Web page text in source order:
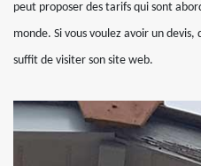
peut proposer des tarifs qui sont
monde. Si vous voulez avoir un
suffit de visiter son site web.